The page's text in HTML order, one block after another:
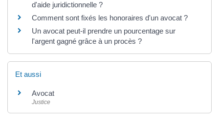
d'aide juridictionnelle ?
Comment sont fixés les honoraires d'un avocat ?
Un avocat peut-il prendre un pourcentage sur
l'argent gagné grâce à un procès ?
Et aussi
Avocat
Justice